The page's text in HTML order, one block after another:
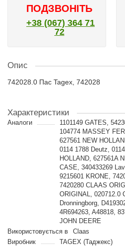
ПОДЗВОНІТЬ
+38 (067) 364 71
72
Опис
742028.0 Пас Tagex, 742028
Характеристики
Аналоги
1101149 GATES,
104774 MASSEY
627561 NEW
0114 1788 Deutz,
HOLLAND, 627561A
CASE, 340433269
9215601 KRONE,
7420280 CLAAS
ORIGINAL, 020712.0
Dronningborg,
4R694263, A48818,
JOHN DEERE
Використовується в
Claas
Виробник
TAGEX (Таджекс)